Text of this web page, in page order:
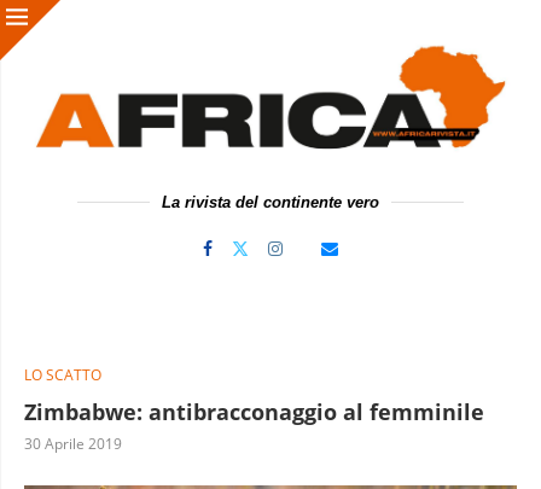
La rivista del continente vero
LO SCATTO
Zimbabwe: antibracconaggio al femminile
30 Aprile 2019